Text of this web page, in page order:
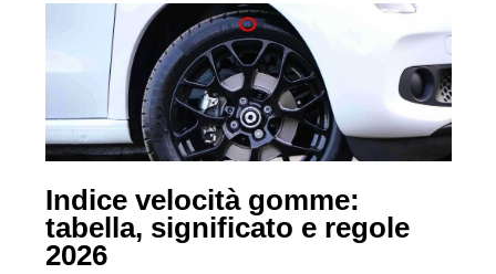
Indice velocità gomme:
tabella, significato e regole
2026